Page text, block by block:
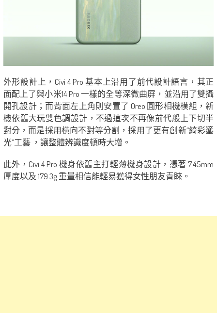
外形設計上，Civi 4 Pro 基本上沿用了前代設計語言，其正
面配上了與小米14 Pro 一樣的全等深微曲屏，並沿用了雙攝
開孔設計；而背面左上角則安置了 Oreo 圓形相機模組，新
機依舊大玩雙色調設計，不過這次不再像前代般上下切半
對分，而是採用橫向不對等分割，採用了更有創新“綺彩鎏
光”工藝 ，讓整體辨識度頓時大增。
此外，Civi 4 Pro 機身依舊主打輕薄機身設計，憑著 7.45mm
厚度以及 179.3g 重量相信能輕易獲得女性朋友青睞。